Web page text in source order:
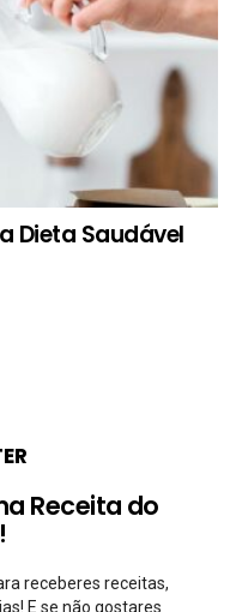
Dieta Saudável
Receita do
receberes receitas,
E se não gostares